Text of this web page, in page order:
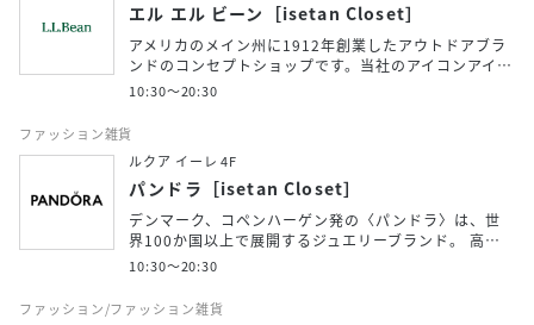
エル エル ビーン［isetan Closet］
アメリカのメイン州に1912年創業したアウトドアブラ
ンドのコンセプトショップです。当社のアイコンアイ…
10:30～20:30
ファッション雑貨
ルクア イーレ 4F
パンドラ［isetan Closet］
デンマーク、コペンハーゲン発の〈パンドラ〉は、世
界100か国以上で展開するジュエリーブランド。 高…
10:30～20:30
ファッション/ファッション雑貨